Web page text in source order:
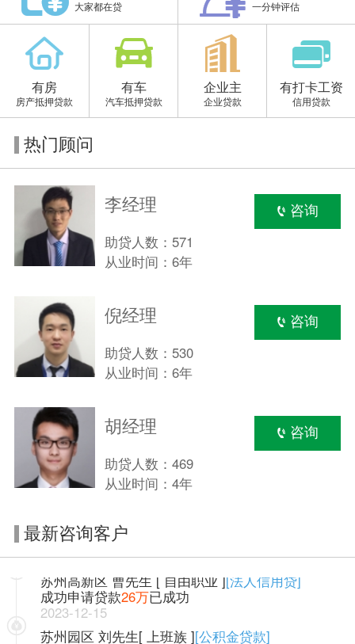
大家都在贷 一分钟评估
有房
房产抵押贷款
有车
汽车抵押贷款
企业主
企业贷款
有打卡工资
信用贷款
热门顾问
李经理
助贷人数：571
从业时间：6年
咨询
倪经理
助贷人数：530
从业时间：6年
咨询
胡经理
助贷人数：469
从业时间：4年
咨询
最新咨询客户
苏州相城 陈女士[ 自由职业 ]
成功申请贷款98万已成功
苏州姑苏区 徐小姐 [ 上班族 ]
成功申请贷款55万
2023-12-12
苏州高新区 曹先生 [ 自由职业 ][法人信用贷]
成功申请贷款26万已成功
2023-12-15
苏州园区 刘先生[ 上班族 ][公积金贷款]